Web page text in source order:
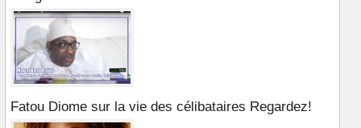
Fatou Diome sur la vie des célibataires Regardez!